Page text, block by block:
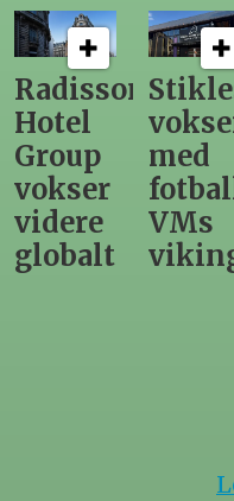
Stiklestad
vokser
med
fotball-
VMs
Fra
til
nytt